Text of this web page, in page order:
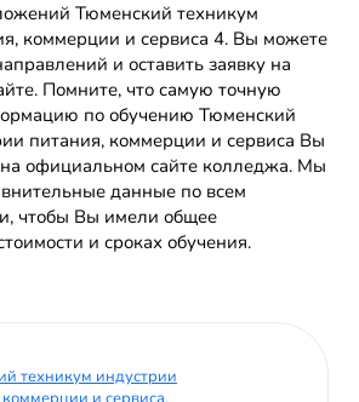
Тюменский техникум
коммерции и сервиса 4. Вы можете
и оставить заявку на
Помните, что самую точную
по обучению Тюменский
питания, коммерции и сервиса Вы
официальном сайте колледжа. Мы
данные по всем
чтобы Вы имели общее
и сроках обучения.
техникум индустрии